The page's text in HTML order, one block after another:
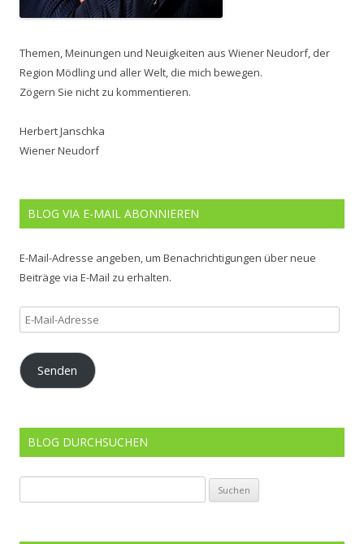
Themen, Meinungen und Neuigkeiten aus Wiener Neudorf, der
Region Mödling und aller Welt, die mich bewegen.
Zögern Sie nicht zu kommentieren.
Herbert Janschka
Wiener Neudorf
BLOG VIA E-MAIL ABONNIEREN
E-Mail-Adresse angeben, um Benachrichtigungen über neue
Beiträge via E-Mail zu erhalten.
E-
Mail-
Adresse
Senden
BLOG DURCHSUCHEN
nach: